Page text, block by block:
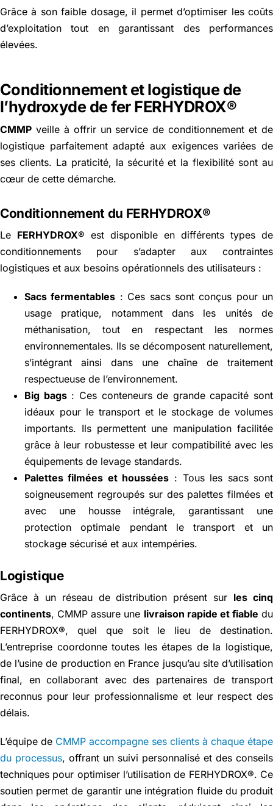
Grâce à son faible dosage, il permet d’optimiser les coûts
d’exploitation tout en garantissant des performances
élevées.
Conditionnement et logistique de
l’hydroxyde de fer FERHYDROX®
CMMPveille à offrir un service de conditionnement et de
logistique parfaitement adapté aux exigences variées de
ses clients. La praticité, la sécurité et la flexibilité sont au
cœur de cette démarche.
Conditionnement du FERHYDROX®
Le FERHYDROX® est disponible en différents types de
conditionnements pour s’adapter aux contraintes
logistiques et aux besoins opérationnels des utilisateurs :
Sacs fermentables : Ces sacs sont conçus pour un
usage pratique, notamment dans les unités de
méthanisation, tout en respectant les normes
environnementales. Ils se décomposent naturellement,
s’intégrant ainsi dans une chaîne de traitement
respectueuse de l’environnement.
Big bags: Ces conteneurs de grande capacité sont
idéaux pour le transport et le stockage de volumes
importants. Ils permettent une manipulation facilitée
grâce à leur robustesse et leur compatibilité avec les
équipements de levage standards.
Palettes filmées et houssées : Tous les sacs sont
soigneusement regroupés sur des palettes filmées et
avec une housse intégrale, garantissant une
protection optimale pendant le transport et un
stockage sécurisé et aux intempéries.
Logistique
Grâce à un réseau de distribution présent sur les cinq
continents, CMMP assure une livraison rapide et fiable du
FERHYDROX®, quel que soit le lieu de destination.
L’entreprise coordonne toutes les étapes de la logistique,
de l’usine de production en France jusqu’au site d’utilisation
final, en collaborant avec des partenaires de transport
reconnus pour leur professionnalisme et leur respect des
délais.
L’équipe de CMMP accompagne ses clients à chaque étape
du processus, offrant un suivi personnalisé et des conseils
techniques pour optimiser l’utilisation de FERHYDROX®. Ce
soutien permet de garantir une intégration fluide du produit